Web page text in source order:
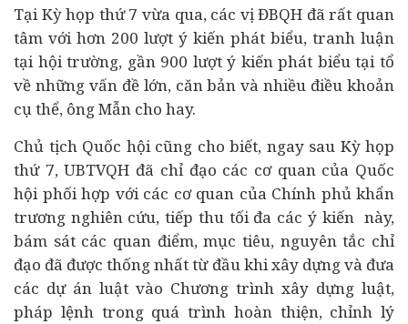
Tại Kỳ họp thứ 7 vừa qua, các vị ĐBQH đã rất quan
tâm với hơn 200 lượt ý kiến phát biểu, tranh luận
tại hội trường, gần 900 lượt ý kiến phát biểu tại tổ
về những vấn đề lớn, căn bản và nhiều điều khoản
cụ thể, ông Mẫn cho hay.
Chủ tịch Quốc hội cũng cho biết, ngay sau Kỳ họp
thứ 7, UBTVQH đã chỉ đạo các cơ quan của Quốc
hội phối hợp với các cơ quan của Chính phủ khẩn
trương nghiên cứu, tiếp thu tối đa các ý kiến này,
bám sát các quan điểm, mục tiêu, nguyên tắc chỉ
đạo đã được thống nhất từ đầu khi xây dựng và đưa
các dự án luật vào Chương trình xây dựng luật,
pháp lệnh trong quá trình hoàn thiện, chỉnh lý